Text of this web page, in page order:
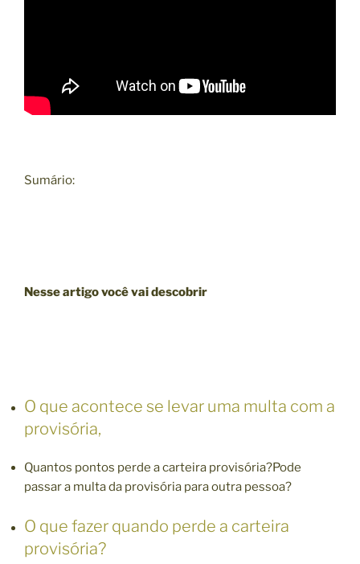
Sumário:
Nesse artigo você vai descobrir
O que acontece se levar uma multa com a
provisória,
Quantos pontos perde a carteira provisória?Pode
passar a multa da provisória para outra pessoa?
O que fazer quando perde a carteira
provisória?